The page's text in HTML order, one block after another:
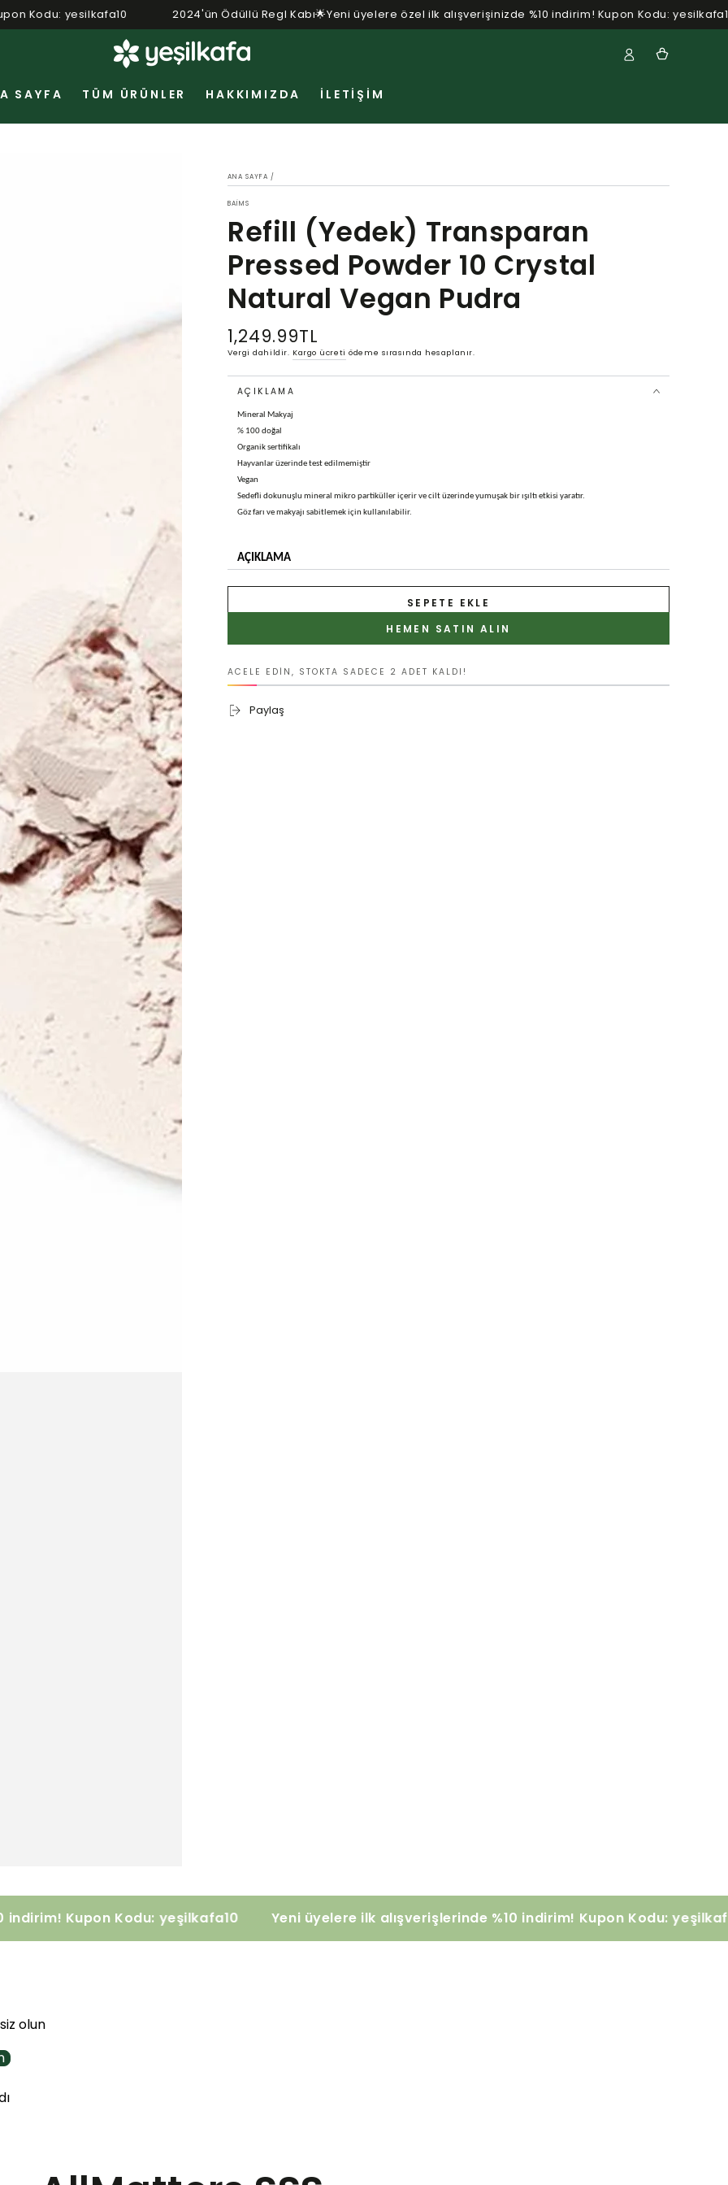
Kupon Kodu: yesilkafa10 2024'ün Ödüllü Regl Kabı🌟Yeni üyelere özel ilk alışverişinizde %10 indirim! Kupon Kodu:
SAYFA TÜM ÜRÜNLER HAKKIMIZDA İLETIŞIM
Sepet
ANA SAYFA /
BAIMS
Refill (Yedek) Transparan
Pressed Powder 10 Crystal
Natural Vegan Pudra
Normal
fiyat
1,249.99TL
Vergi dahildir. Kargo ücreti ödeme sırasında hesaplanır.
AÇIKLAMA
Mineral Makyaj
% 100 doğal
Organik sertifikalı
Hayvanlar üzerinde test edilmemiştir
Vegan
Sedefli dokunuşlu mineral mikro partiküller içerir ve cilt üzerinde yumuşak bir ışıltı etkisi yaratır.
Göz farı ve makyajı sabitlemek için kullanılabilir.
AÇIKLAMA
• Cildiniz, Macadamia ve Babaçu yağları ile beslenerek yumuşak ve pürüzsüz olacaktır.
• Tasarımın sürdürülebilirlikle buluştuğu nokta: Yeniden dolum fonksiyonu ve benzersiz
bambu ambalajı ile tüm mineral pudralar yeniden doldurulabilir.
Cilt Tipi: Bütün ciltler için
Sonuç: Saydam, Nemli
Kapatıcılık: Saydam
SEPETE EKLE
HEMEN SATIN ALIN
ACELE EDIN, STOKTA SADECE 2 ADET KALDI!
Paylaş
%10 indirim! Kupon Kodu: yeşilkafa10 Yeni üyelere ilk alışverişlerinde %10 indirim! Kupon Kodu:
olun